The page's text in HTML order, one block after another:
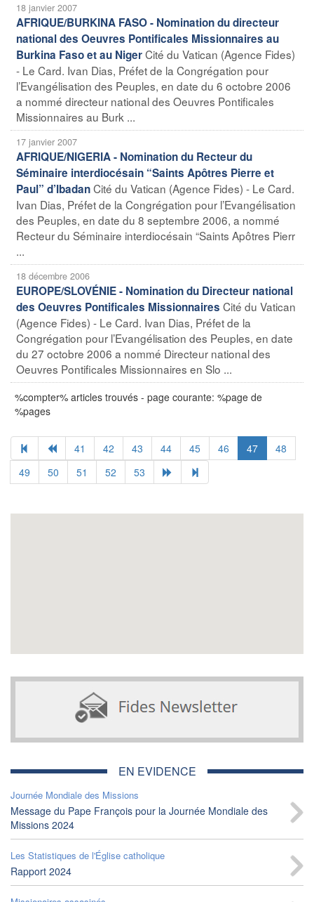
18 janvier 2007
AFRIQUE/BURKINA FASO - Nomination du directeur
national des Oeuvres Pontificales Missionnaires au
Burkina Faso et au NigerCité du Vatican (Agence Fides)
- Le Card. Ivan Dias, Préfet de la Congrégation pour
l’Evangélisation des Peuples, en date du 6 octobre 2006
a nommé directeur national des Oeuvres Pontificales
Missionnaires au Burk ...
17 janvier 2007
AFRIQUE/NIGERIA - Nomination du Recteur du
Séminaire interdiocésain “Saints Apôtres Pierre et
Paul” d’IbadanCité du Vatican (Agence Fides) - Le Card.
Ivan Dias, Préfet de la Congrégation pour l’Evangélisation
des Peuples, en date du 8 septembre 2006, a nommé
Recteur du Séminaire interdiocésain “Saints Apôtres Pierr
...
18 décembre 2006
EUROPE/SLOVÉNIE - Nomination du Directeur national
des Oeuvres Pontificales Missionnaires Cité du Vatican
(Agence Fides) - Le Card. Ivan Dias, Préfet de la
Congrégation pour l’Evangélisation des Peuples, en date
du 27 octobre 2006 a nommé Directeur national des
Oeuvres Pontificales Missionnaires en Slo ...
%compter% articles trouvés - page courante: %page de
%pages
41 42 43 44 45 46 47
48
49
50 51 52 53
EN EVIDENCE
Journée Mondiale des Missions
Message du Pape François pour la Journée Mondiale des
Missions 2024
Les Statistiques de l'Église catholique
Rapport 2024